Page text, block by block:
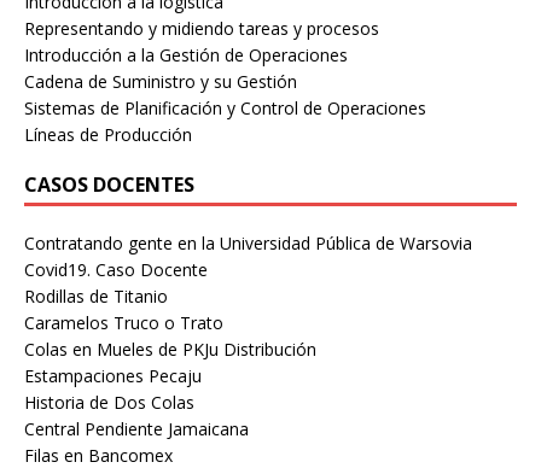
Representando y midiendo tareas y procesos
Introducción a la Gestión de Operaciones
Cadena de Suministro y su Gestión
Sistemas de Planificación y Control de Operaciones
Líneas de Producción
CASOS DOCENTES
Contratando gente en la Universidad Pública de Warsovia
Covid19. Caso Docente
Rodillas de Titanio
Caramelos Truco o Trato
Colas en Mueles de PKJu Distribución
Estampaciones Pecaju
Historia de Dos Colas
Central Pendiente Jamaicana
Filas en Bancomex